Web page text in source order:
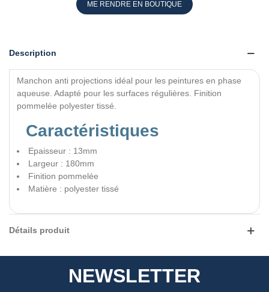
ME RENDRE EN BOUTIQUE
Description
Manchon anti projections idéal pour les peintures en phase
aqueuse. Adapté pour les surfaces régulières. Finition
pommelée polyester tissé.
Caractéristiques
Epaisseur : 13mm
Largeur : 180mm
Finition pommelée
Matière : polyester tissé
Détails produit
NEWSLETTER